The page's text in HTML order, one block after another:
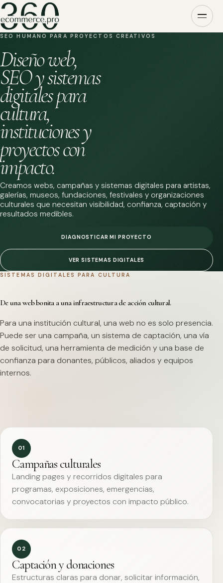
SEO HUMANO PARA PROYECTOS CREATIVOS
Diseño web,
SEO y sistemas
digitales para
cultura,
instituciones y
proyectos con
impacto.
Creamos webs, campañas y sistemas digitales para artistas,
galerías, museos, fundaciones, festivales y organizaciones
culturales que necesitan visibilidad, confianza, captación y
resultados medibles.
DIAGNOSTICAR MI PROYECTO
VER SISTEMAS DIGITALES
SISTEMAS DIGITALES PARA CULTURA
De una web bonita a una infraestructura de acción cultural.
Para una institución cultural, una web no es solo presencia.
Puede ser una campaña, un sistema de captación, una vía
de solicitud, una herramienta de medición y una base de
confianza para donantes, públicos, aliados y equipos
internos.
01
Campañas culturales
Landing pages y recorridos digitales para
programas, exposiciones, emergencias,
convocatorias y proyectos con impacto público.
02
Captación y donaciones
Estructuras claras para donar, solicitar información,